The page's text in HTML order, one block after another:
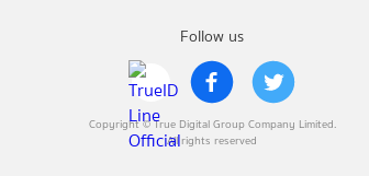
Follow us
Copyright © True Digital Group Company Limited.
All rights reserved